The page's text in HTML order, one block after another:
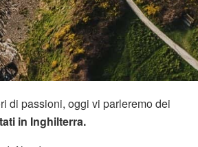
di passioni, oggi vi parleremo dei
in Inghilterra.